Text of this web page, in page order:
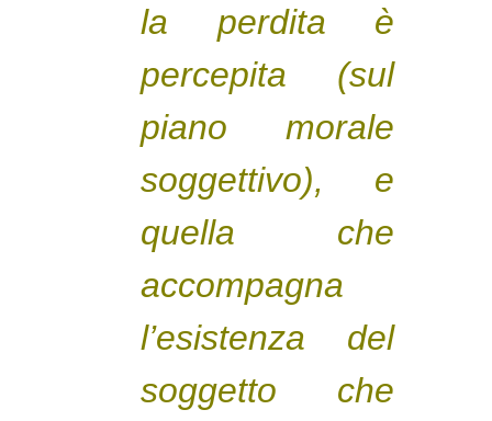
la perdita è
percepita (sul
piano morale
soggettivo), e
quella che
accompagna
l’esistenza del
soggetto che